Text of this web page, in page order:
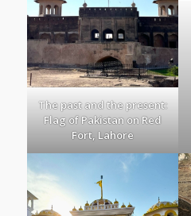
The past and the present:
Flag of Pakistan on Red
Fort, Lahore